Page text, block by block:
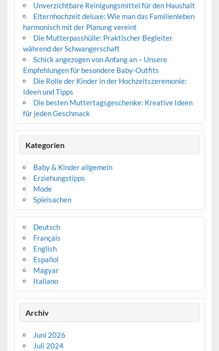
Unverzichtbare Reinigungsmittel für den Haushalt
Elternhochzeit deluxe: Wie man das Familienleben
harmonisch mit der Planung vereint
Die Mutterpasshülle: Praktischer Begleiter
während der Schwangerschaft
Schick angezogen von Anfang an – Unsere
Empfehlungen für besondere Baby-Outfits
Die Rolle der Kinder in der Hochzeitszeremonie:
Ideen und Tipps
Die besten Muttertagsgeschenke: Kreative Ideen
für jeden Geschmack
Kategorien
Baby & Kinder allgemein
Erziehungstipps
Mode
Spielsachen
Deutsch
Français
English
Español
Magyar
Italiano
Archiv
Juni 2026
Juli 2024